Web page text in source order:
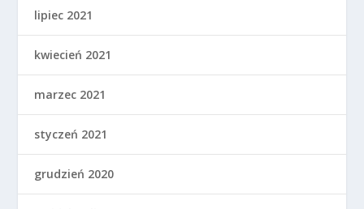
lipiec 2021
kwiecień 2021
marzec 2021
styczeń 2021
grudzień 2020